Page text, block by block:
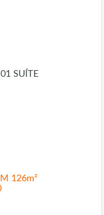
SUÍTE
126m²